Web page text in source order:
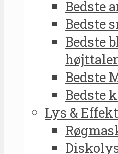
Bedste
Bedste
Bedste
højttaler
Bedste
Bedste
Lys &